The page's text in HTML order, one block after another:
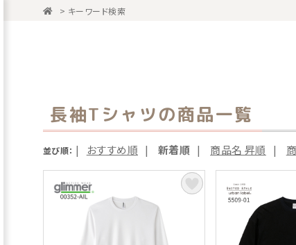
> キーワード検索
長袖Tシャツの商品一覧
並び順： | おすすめ順 | 新着順 | 商品名 昇順 |